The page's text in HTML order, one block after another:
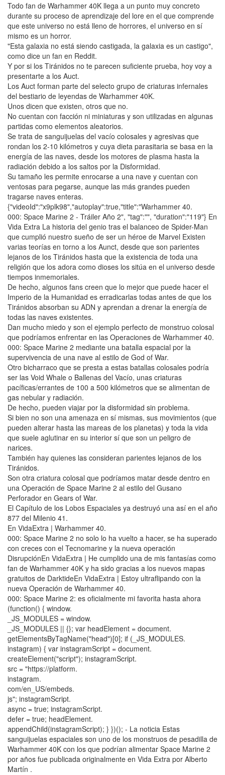
Todo fan de Warhammer 40K llega a un punto muy concreto
durante su proceso de aprendizaje del lore en el que comprende
que este universo no está lleno de horrores, el universo en sí
mismo es un horror.
"Esta galaxia no está siendo castigada, la galaxia es un castigo",
como dice un fan en Reddit.
Y por si los Tiránidos no te parecen suficiente prueba, hoy voy a
presentarte a los Auct.
Los Auct forman parte del selecto grupo de criaturas infernales
del bestiario de leyendas de Warhammer 40K.
Unos dicen que existen, otros que no.
No cuentan con facción ni miniaturas y son utilizadas en algunas
partidas como elementos aleatorios.
Se trata de sanguijuelas del vacío colosales y agresivas que
rondan los 2-10 kilómetros y cuya dieta parasitaria se basa en la
energía de las naves, desde los motores de plasma hasta la
radiación debido a los saltos por la Disformidad.
Su tamaño les permite enrocarse a una nave y cuentan con
ventosas para pegarse, aunque las más grandes pueden
tragarse naves enteras.
{"videoId":"x9plk98","autoplay":true,"title":"Warhammer 40.
000: Space Marine 2 - Tráiler Año 2", "tag":"", "duration":"119"} En
Vida Extra La historia del genio tras el balanceo de Spider-Man
que cumplió nuestro sueño de ser un héroe de Marvel Existen
varias teorías en torno a los Aunct, desde que son parientes
lejanos de los Tiránidos hasta que la existencia de toda una
religión que los adora como dioses los sitúa en el universo desde
tiempos inmemoriales.
De hecho, algunos fans creen que lo mejor que puede hacer el
Imperio de la Humanidad es erradicarlas todas antes de que los
Tiránidos absorban su ADN y aprendan a drenar la energía de
todas las naves existentes.
Dan mucho miedo y son el ejemplo perfecto de monstruo colosal
que podríamos enfrentar en las Operaciones de Warhammer 40.
000: Space Marine 2 mediante una batalla espacial por la
supervivencia de una nave al estilo de God of War.
Otro bicharraco que se presta a estas batallas colosales podría
ser las Void Whale o Ballenas del Vacío, unas criaturas
pacíficas/errantes de 100 a 500 kilómetros que se alimentan de
gas nebular y radiación.
De hecho, pueden viajar por la disformidad sin problema.
Si bien no son una amenaza en sí mismas, sus movimientos (que
pueden alterar hasta las mareas de los planetas) y toda la vida
que suele aglutinar en su interior sí que son un peligro de
narices.
También hay quienes las consideran parientes lejanos de los
Tiránidos.
Son otra criatura colosal que podríamos matar desde dentro en
una Operación de Space Marine 2 al estilo del Gusano
Perforador en Gears of War.
El Capítulo de los Lobos Espaciales ya destruyó una así en el año
877 del Milenio 41.
En VidaExtra | Warhammer 40.
000: Space Marine 2 no solo lo ha vuelto a hacer, se ha superado
con creces con el Tecnomarine y la nueva operación
DisrupciónEn VidaExtra | He cumplido una de mis fantasías como
fan de Warhammer 40K y ha sido gracias a los nuevos mapas
gratuitos de DarktideEn VidaExtra | Estoy ultraflipando con la
nueva Operación de Warhammer 40.
000: Space Marine 2: es oficialmente mi favorita hasta ahora
(function() { window.
_JS_MODULES = window.
_JS_MODULES || {}; var headElement = document.
getElementsByTagName("head")[0]; if (_JS_MODULES.
instagram) { var instagramScript = document.
createElement("script"); instagramScript.
src = "https://platform.
instagram.
com/en_US/embeds.
js"; instagramScript.
async = true; instagramScript.
defer = true; headElement.
appendChild(instagramScript); } })(); - La noticia Estas
sanguijuelas espaciales son uno de los monstruos de pesadilla de
Warhammer 40K con los que podrían alimentar Space Marine 2
por años fue publicada originalmente en Vida Extra por Alberto
Martín .